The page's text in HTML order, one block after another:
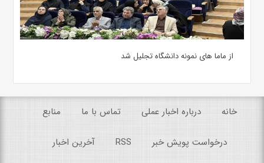
از ماما های نمونه دانشگاه تجلیل شد
خانه درباره اخبار عملی تماس با ما منابع
درخواست پویش خبر RSS آخرین اخبار